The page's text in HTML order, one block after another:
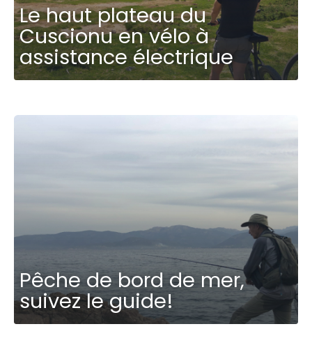
Le haut plateau du
Cuscionu en vélo à
assistance électrique
Pêche de bord de mer,
suivez le guide!